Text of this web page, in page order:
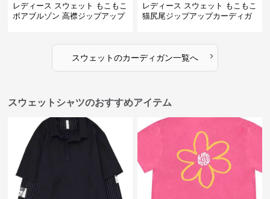
レディース スウェット もこもこ
ボアブルゾン 高襟ジップアップ
レディース スウェット もこもこ
猫尻尾ジップアップカーディガ
スウェットのカーディガン一覧へ ›
スウェットシャツのおすすめアイテム